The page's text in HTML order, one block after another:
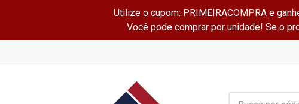
Utilize o cupom: PRIMEIRACOMPRA e
Você pode comprar por unidade! Se o